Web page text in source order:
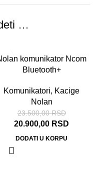
…
-11%
komunikator Ncom
Bluetooth+
Komunikatori, Kacige
Nolan
23.500,00RSD
20.900,00 RSD
DODATI U KORPU